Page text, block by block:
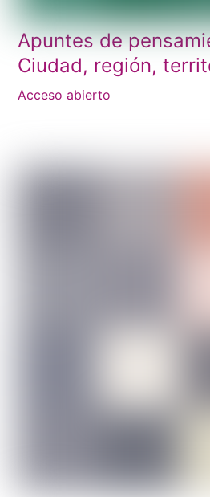
Apuntes de
Ciudad, región,
Acceso abierto